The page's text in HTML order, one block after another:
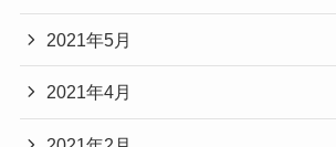
2021年5月
2021年4月